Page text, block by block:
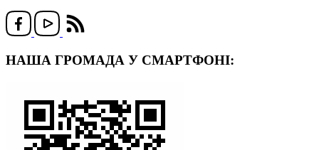
НАША ГРОМАДА У СМАРТФОНІ: